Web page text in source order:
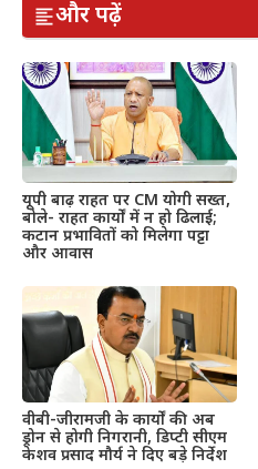
और पढ़ें
यूपी बाढ़ राहत पर CM योगी सख्त,
बोले- राहत कार्यों में न हो ढिलाई;
कटान प्रभावितों को मिलेगा पट्टा
और आवास
वीबी-जीरामजी के कार्यों की अब
ड्रोन से होगी निगरानी, डिप्टी सीएम
केशव प्रसाद मौर्य ने दिए बड़े निर्देश